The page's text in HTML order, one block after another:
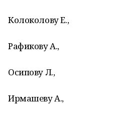
Колоколову Е.,
Рафикову А.,
Осипову Л.,
Ирмашеву А.,